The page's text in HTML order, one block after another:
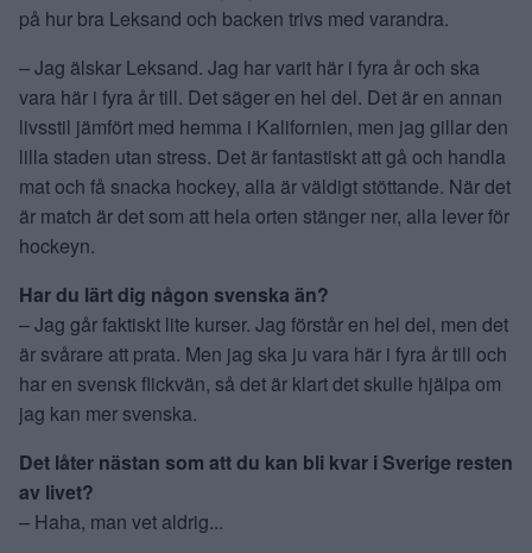
på hur bra Leksand och backen trivs med varandra.
– Jag älskar Leksand. Jag har varit här i fyra år och ska
vara här i fyra år till. Det säger en hel del. Det är en annan
livsstil jämfört med hemma i Kalifornien, men jag gillar den
lilla staden utan stress. Det är fantastiskt att gå och handla
mat och få snacka hockey, alla är väldigt stöttande. När det
är match är det som att hela orten stänger ner, alla lever för
hockeyn.
Har du lärt dig någon svenska än?
– Jag går faktiskt lite kurser. Jag förstår en hel del, men det
är svårare att prata. Men jag ska ju vara här i fyra år till och
har en svensk flickvän, så det är klart det skulle hjälpa om
jag kan mer svenska.
Det låter nästan som att du kan bli kvar i Sverige resten
av livet?
– Haha, man vet aldrig...